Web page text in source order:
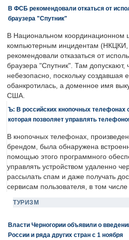
В ФСБ рекомендовали откаться от
браузера "Спутник"
В Национальном координационном
компьютерным инцидентам (НКЦКИ,
рекомендовали отказаться от
браузера "Спутник". Там допускают,
небезопасно, поскольку создавшая
обанкротилась, а доменное имя
США.
Ъ: В российских кнопочных телефонах
которая позволяет управлять
В кнопочных телефонах,
брендом, была обнаружена
помощью этого программного
управлять устройством удаленно
рассылать спам и даже получать
сервисам пользователя, в том числе
ТУРИЗМ
Власти Черногории объявили о
России и ряда других стран с 1 ноября